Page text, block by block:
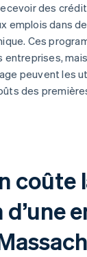
des
emplois dans
Ces
entreprises,
peuvent les
des
coûte